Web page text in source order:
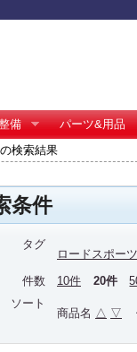
備
パーツ&用品
検索結果
条件
タグ
ロードスポーツ
件数
10件 20件
ソート
商品名 △ ▽